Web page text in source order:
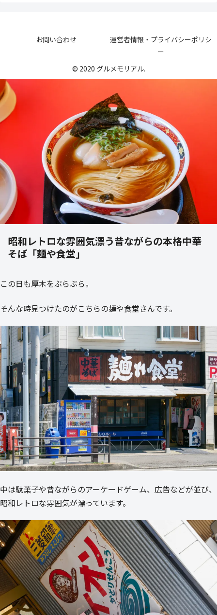
お問い合わせ
運営者情報・プライバシーポリシ
ー
© 2020 グルメモリアル.
昭和レトロな雰囲気漂う昔ながらの本格中華
そば「麺や食堂」
この日も厚木をぶらぶら。
そんな時見つけたのがこちらの麺や食堂さんです。
中は駄菓子や昔ながらのアーケードゲーム、広告などが並び、
昭和レトロな雰囲気が漂っています。